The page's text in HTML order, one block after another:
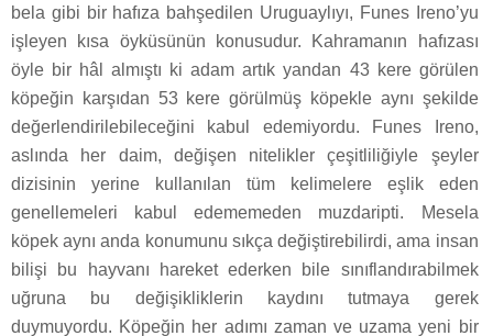
bela gibi bir hafıza bahşedilen Uruguaylıyı, Funes Ireno’yu
işleyen kısa öyküsünün konusudur. Kahramanın hafızası
öyle bir hâl almıştı ki adam artık yandan 43 kere görülen
köpeğin karşıdan 53 kere görülmüş köpekle aynı şekilde
değerlendirilebileceğini kabul edemiyordu. Funes Ireno,
aslında her daim, değişen nitelikler çeşitliliğiyle şeyler
dizisinin yerine kullanılan tüm kelimelere eşlik eden
genellemeleri kabul edememeden muzdaripti. Mesela
köpek aynı anda konumunu sıkça değiştirebilirdi, ama insan
bilişi bu hayvanı hareket ederken bile sınıflandırabilmek
uğruna bu değişikliklerin kaydını tutmaya gerek
duymuyordu. Köpeğin her adımı zaman ve uzama yeni bir